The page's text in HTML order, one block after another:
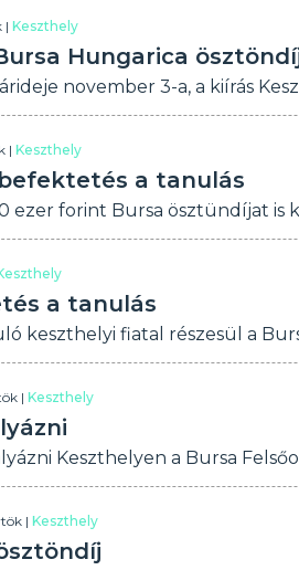
| Keszthely
Hungarica
november 3-a, a kiírás
| Keszthely
a tanulás
ezer forint Bursa ösztündíjat is
a tanulás
keszthelyi fiatal részesül a
| Keszthely
Keszthelyen a Bursa
| Keszthely